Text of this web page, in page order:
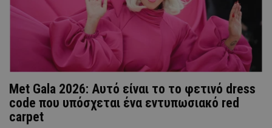
Met Gala 2026: Αυτό είναι το το φετινό dress
code που υπόσχεται ένα εντυπωσιακό red
carpet